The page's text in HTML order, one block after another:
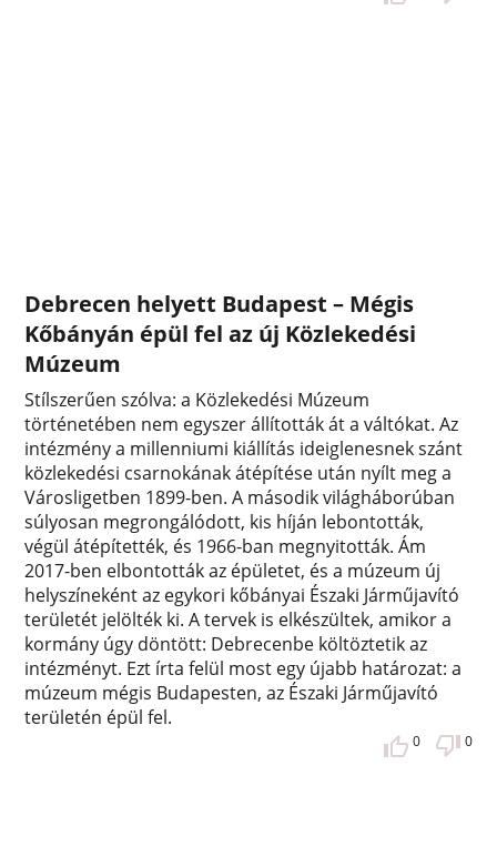
Debrecen helyett Budapest – Mégis
Kőbányán épül fel az új Közlekedési
Múzeum
Stílszerűen szólva: a Közlekedési Múzeum
történetében nem egyszer állították át a váltókat. Az
intézmény a millenniumi kiállítás ideiglenesnek szánt
közlekedési csarnokának átépítése után nyílt meg a
Városligetben 1899-ben. A második világháborúban
súlyosan megrongálódott, kis híján lebontották,
végül átépítették, és 1966-ban megnyitották. Ám
2017-ben elbontották az épületet, és a múzeum új
helyszíneként az egykori kőbányai Északi Járműjavító
területét jelölték ki. A tervek is elkészültek, amikor a
kormány úgy döntött: Debrecenbe költöztetik az
intézményt. Ezt írta felül most egy újabb határozat: a
múzeum mégis Budapesten, az Északi Járműjavító
területén épül fel.
0 0